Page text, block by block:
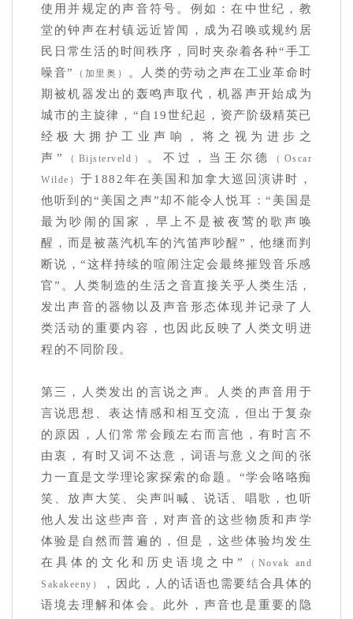
使用并规定的声音符号。例如：在中世纪，教
堂的钟声在村镇远近皆闻，成为召唤或规约居
民日常生活的时间秩序，同时夹杂着各种“手工
噪音”
（加里奥）
。人类的劳动之声在工业革命时
期被机器发出的轰鸣声取代，机器声开始成为
城市的主旋律，“自19世纪起，资产阶级精英已
经极大拥护工业声响，将之视为进步之
声”
（Bijsterveld） 。不过，当王尔德
（Oscar
Wilde）于1882年在美国和加拿大巡回演讲时，
他听到的“美国之声”却不能令人悦耳：“美国是
最为吵闹的国家，早上不是被夜莺的歌声唤
醒，而是被蒸汽机车的汽笛声吵醒”，他继而判
断说，“这样持续的喧闹注定会最终摧毁音乐感
官”。人类制造的生活之音直接关乎人类生活，
发出声音的器物以及声音形态体现并记录了人
类活动的重要内容，也因此反映了人类文明进
程的不同阶段。
第三，人类发出的言说之声。人类的声音用于
言说思想、表达情感和相互交流，但出于复杂
的原因，人们常常会顾左右而言他，有时言不
由衷，有时又词不达意，词语与意义之间的张
力一直是文学理论家探索的命题。“学会咯咯痴
笑、放声大笑、尖声叫喊、说话、唱歌，也听
他人发出这些声音，对声音的这些物质和声学
体验是自然而普遍的，但是，这些体验均发生
在具体的文化和历史语境之中”
（Novak and
Sakakeeny）
，因此，人的话语也需要结合具体的
语境去理解和体会。此外，声音也是重要的隐